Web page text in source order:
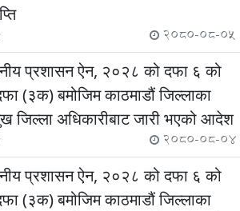
2080-08-05
प्रशासन ऐन, २०२८ को दफा ६ को
(३क) बमोजिम काठमाडौं जिल्लाका
जिल्ला अधिकारीबाट जारी भएको आदेश
2080-08-04
प्रशासन ऐन, २०२८ को दफा ६ को
(३क) बमोजिम काठमाडौं जिल्लाका